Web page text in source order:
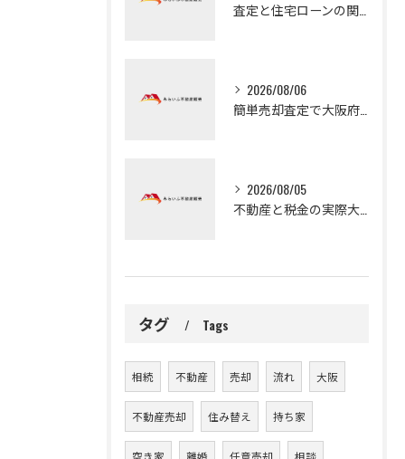
2026/08/06
2026/08/05
タグ Tags
相続 不動産 売却 流れ 大阪
不動産売却 住み替え 持ち家
空き家 離婚 任意売却 相談